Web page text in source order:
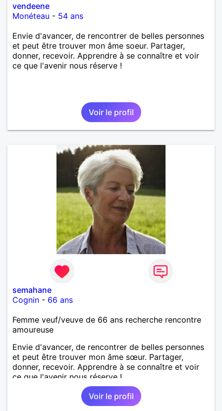
vendeene
Monéteau - 54 ans
Envie d'avancer, de rencontrer de belles personnes
et peut être trouver mon âme soeur. Partager,
donner, recevoir. Apprendre à se connaître et voir
ce que l'avenir nous réserve !
Voir le profil
semahane
Cognin - 66 ans
Femme veuf/veuve de 66 ans recherche rencontre
amoureuse
Envie d'avancer, de rencontrer de belles personnes
et peut être trouver mon âme sœur. Partager,
donner, recevoir. Apprendre à se connaître et voir
ce que l'avenir nous réserve !
Voir le profil